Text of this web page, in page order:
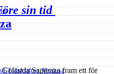
Tidskriften Medusa
sin tid
Sapienza fram ett för